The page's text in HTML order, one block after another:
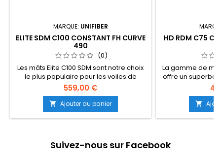
MARQUE: UNIFIBER
ELITE SDM C100 CONSTANT FH CURVE
490
(0)
Les mâts Elite C100 SDM sont notre choix
le plus populaire pour les voiles de
vagues et de course haut de gamme. La
flexion ultra-rapide de ce mât offre une
réaction et un contrôle de puissance
optimaux à votre plate-forme. Pour les
véliplanchistes dévoués et sérieux, c'est
559,00 €
 Ajouter au panier
HD RDM C75
La gamme de
offre un superbe
et de réactivité
nombreux
performances
mâts
voiliers, aux

Suivez-nous sur Facebook